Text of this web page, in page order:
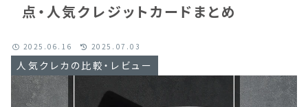
点・人気クレジットカードまとめ
人気クレカの比較・レビュー
2025.06.16 2025.07.03